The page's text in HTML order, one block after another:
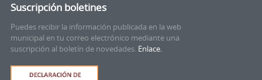
Suscripción boletines
Puedes recibir la información publicada en la web
municipal en tu correo electrónico mediante una
suscripción al boletín de novedades. Enlace.